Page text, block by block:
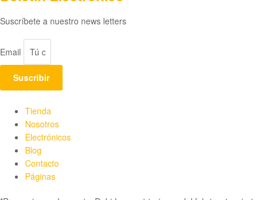
Suscríbete a nuestro news letters
Email
Suscribir
Tienda
Nosotros
Electrónicos
Blog
Contacto
Páginas